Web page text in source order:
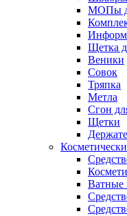
МОПы
Щетка
Веники
Совок
Тряпка
Метла
Сгон
Щетки
Ватные